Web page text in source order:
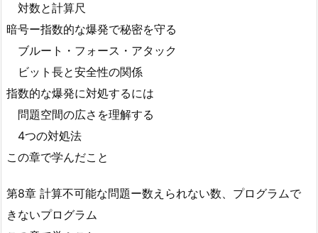
対数と計算尺
暗号ー指数的な爆発で秘密を守る
ブルート・フォース・アタック
ビット長と安全性の関係
指数的な爆発に対処するには
問題空間の広さを理解する
4つの対処法
この章で学んだこと
第8章 計算不可能な問題ー数えられない数、プログラムで
きないプログラム